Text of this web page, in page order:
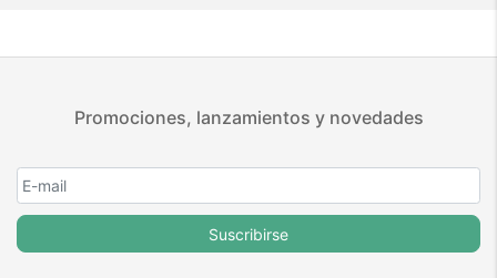
Promociones, lanzamientos y novedades
Suscribirse